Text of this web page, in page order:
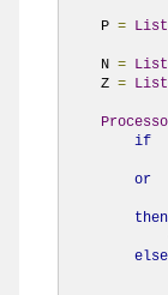
    P
= List
    N
= List
    Z
= List
if
or
then
else